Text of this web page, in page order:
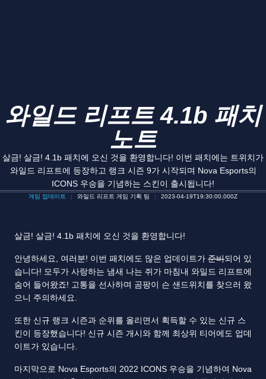
와일드 리프트 4.1b 패치
노트
살금! 살금! 4.1b 패치에 오신 것을 환영합니다! 이번 패치에는 트위치가
와일드 리프트에 등장하고 랭크 시즌 9가 시작되며 Nova Esports의
ICONS 우승을 기념하는 스킨이 출시됩니다!
게임 업데이트 와일드 리프트 게임 기획 팀 2023-04-19T19:30:00.000Z
살금! 살금! 4.1b 패치에 오신 것을 환영합니다!
안녕하세요, 여러분! 이번 패치에도 많은 업데이트가 준비되어 있
습니다! 모두가 사랑하는 냄새 나는 쥐가 마침내 와일드 리프트에
숨어 들어왔죠! 고통을 선사하며 곰팡이 슨 샌드위치를 찾으러 왔
으니 주의하세요.
또한 신규 랭크 시즌과 순위를 올리면서 획득할 수 있는 신규 스
킨이 등장했습니다! 신규 시즌 개시와 함께 최상위 티어에도 업데
이트가 있습니다.
마지막으로 Nova Esports의 2022 ICONS 우승을 기념하여 Nova